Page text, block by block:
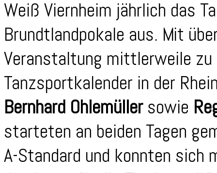
Weiß Viernheim jährlich das
Brundtlandpokale aus. Mit
Veranstaltung mittlerweile
Tanzsportkalender in der
Bernhard Ohlemüllersowie
starteten an beiden Tagen
A-Standard und konnten sich